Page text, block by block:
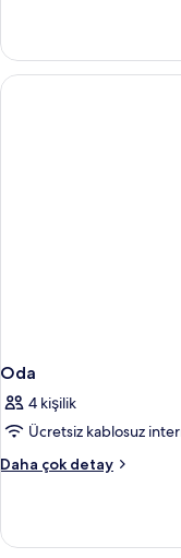
görün
2
Kids
hakkında
Oda
4 kişilik
Ücretsiz kablosuz
Daha çok detay
Oda
detay